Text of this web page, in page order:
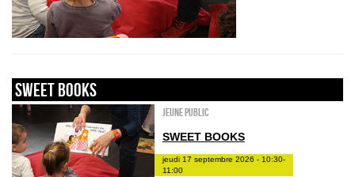
sweet books
Jeune public
SWEET BOOKS
jeudi 17 septembre 2026 - 10:30-
11:00